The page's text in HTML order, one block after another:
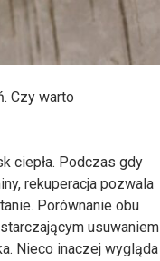
Czy warto
ciepła. Podczas gdy
rekuperacja pozwala
Porównanie obu
usuwaniem
Nieco inaczej wygląda